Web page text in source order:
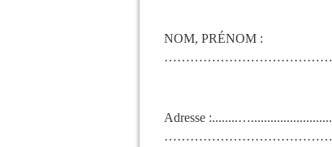
NOM, PRÉNOM :
Adresse